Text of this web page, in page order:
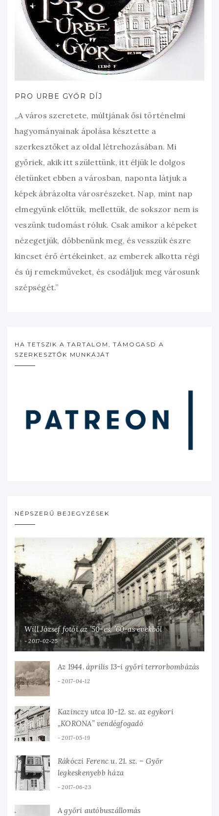
PRO URBE GYŐR DÍJ
„A város szeretete, múltjának ősi történelmi
hagyományainak ápolása késztette a
szerkesztőket az oldal létrehozásában. Mi
győriek, akik itt születtünk, itt éljük le dolgos
életünket ebben a városban, naponta látjuk a
képek ábrázolta városrészeket. Nap, mint nap
elmegyünk előttük, mellettük, de sokszor nem is
veszünk tudomást róluk. Csak amikor a képeket
nézegetjük, döbbenünk meg, és vesszük észre
kincset érő értékeinket, az emberek alkotta régi
és új remekműveket, és csodáljuk meg városunk
szépségét.”
HA TETSZIK A TARTALOM, TÁMOGASD A
SZERKESZTŐK MUNKÁJÁT
NÉPSZERŰ BEJEGYZÉSEK
Will József fotói az ’50-es, ’60-as évekből
2017-02-25
Az 1944. április 13-i győri terrorbombázás
2017-04-12
Kazinczy utca 10-12. sz. az egykori
„KORONA” vendégfogadó
2017-05-19
Rákóczi Ferenc u. 21. sz. – Győr
legkeskenyebb háza
2017-06-23
A győri autóbuszállomás